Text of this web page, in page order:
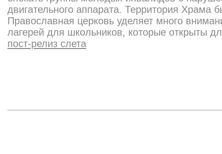
двигательного аппарата. Территория Храма
Православная церковь уделяет много
лагерей для школьников, которые открыты
пост-релиз слета